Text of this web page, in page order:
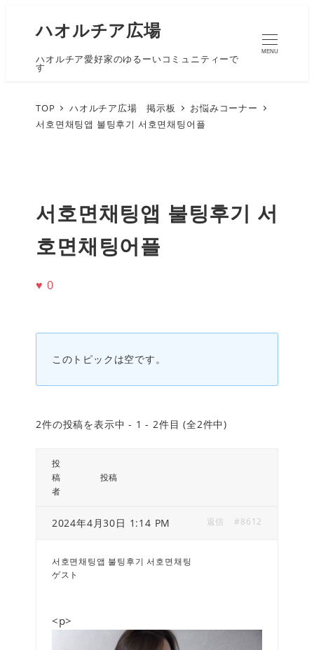
ハオルチア広場
ハオルチア愛好家のゆるーいコミュニティーで
す
MENU
TOP ハオルチア広場 掲示板
お悩みコーナー
서호면채팅앱 불팅후기 서호면채팅어플
서호면채팅앱 불팅후기 서
호면채팅어플
♥ 0
このトピックは空です。
2件の投稿を表示中 - 1 - 2件目 (全2件中)
投
稿
者
投稿
2024年4月30日 1:14 PM #8612
返信
서호면채팅앱 불팅후기 서호면채팅
ゲスト
<p>